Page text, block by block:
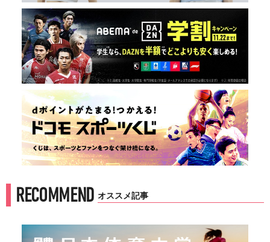
RECOMMEND オススメ記事